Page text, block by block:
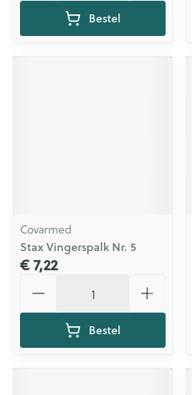
Bestel
Covarmed
Stax Vingerspalk Nr. 5
€ 7,22
Bestel